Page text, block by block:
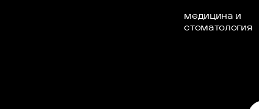
медицина и
стоматология